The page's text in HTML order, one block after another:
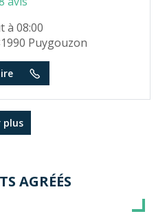
à 08:00
Puygouzon
plus
AGRÉÉS